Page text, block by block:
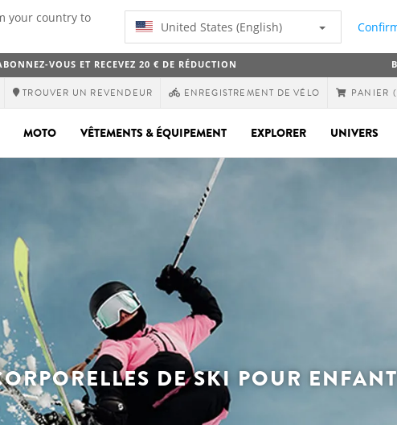
your country to
United States (English)
VOUS ET RECEVEZ 20 € DE RÉDUCTION
TROUVER UN REVENDEUR ENREGISTREMENT DE VÉLO PANIER
MOTO VÊTEMENTS & ÉQUIPEMENT EXPLORER UNIVERS
DE SKI POUR